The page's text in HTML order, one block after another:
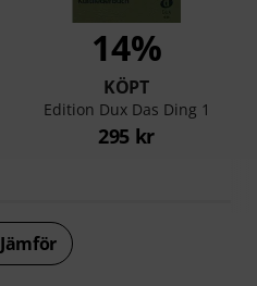
14%
KÖPT
Edition Dux Das Ding 1
295 kr
Jämför